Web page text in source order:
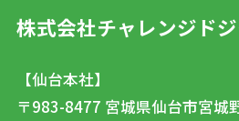
株式会社チャレンジド
【仙台本社】
〒983-8477 宮城県仙台市宮城